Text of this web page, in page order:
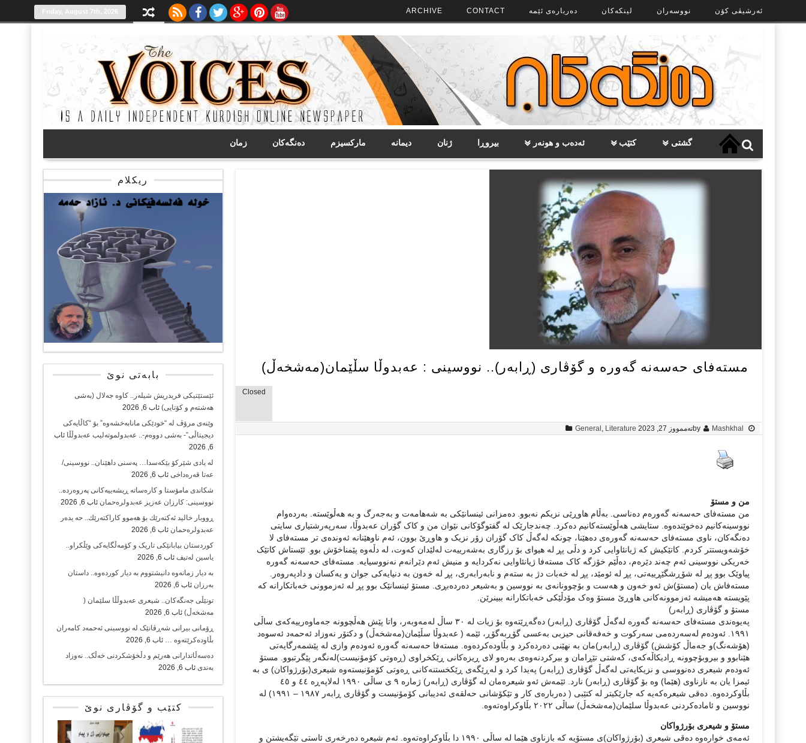
ئەرشیڤی کۆن نووسەران لینکەکان دەربارەی ئێمە CONTACT
ARCHIVE
Friday, August 7th, 2026
گشتی کتێب ئەدەب و هونەر بیروڕا ژنان دیمانە مارکسیزم دەنگەکان زمان
مستەفای حەسەنە گەورە و گۆڤاری (ڕابەر).. نووسینی : عەبدوڵا سڵێمان(مەشخەڵ)
Closed
by Mashkhal تەممووز 27, 2023 General , Literature
من و مستۆ
من مستەفای حەسەنە گەورەم دەناسی. بەڵام هاوڕێی نزیکم نەبوو. دەمزانی ئینسانێکی بە شەهامەت و بەجەرگ و بە هەڵوێستە. بەردەوام
نووسینەکانیم دەخوێندەوە. ستایشی هەڵوێستەکانیم دەکرد. چەندجارێک لە گفتوگۆکانی نێوان من و کاک گۆران عەبدوڵا، سەرپەرشتیاری سایتی
دەنگەکان، ناوی مستەفای حەسەنە گەورەی دەهێنا، چونکە لەگەڵ کاک گۆران زۆر نزیک و هاوڕێ بوون، ئەم ناوهێنانە ئەوندەی تر مستەفای لا
خۆشەویستتر کردم. کاتێکیش کە ژیانئاوایی کرد و دڵی پڕ لە هیوای بۆ رزگاری بەشەرییەت لەلێدان کەوت، لە دڵەوە پێمناخۆش بوو. ئێستاش کاتێک
خەریکی نووسینی ئەم چەند دێرەم، دەڵێم خۆزگە کاک مستەفا ژیانئاوایی نەکردایە و منیش ئەم دێرانەم نەنووسیایە. مستەفای حەسەنە گەورە
پیاوێک بوو پڕ لە شۆڕشگێڕییەتی، پڕ لە ئومێد، پڕ لە خەبات دژ بە ستەم و نابەرابەری، پڕ لە خەون بە دنیایەکی جوان و یەکسان و دادپەروەر.
مستەفاش یان (مستۆ)ش ئەو خەون و هەست و بۆچوونانەی بە نووسین و بەشیعر دەردەبڕی. مستۆ ئینسانێک بوو پڕ لە ئەزموونی خەباتکارانە کە
پێویستە هەمیشە ئەزموونەکانی هاوڕێ مستۆ وەک مۆدڵێکی خەباتکارانە ببینرێن.
مستۆ و گۆڤاری (ڕابەر)
پەیوەندی مستەفای حەسەنە گەورە لەگەڵ گۆڤاری (ڕابەر) دەگەڕێتەوە بۆ زیات لە ٣٠ ساڵ لەمەوبەر، واتا پێش هەڵچوونە جەماوەرییەکەی ساڵی
١٩٩١. ئەودەم لەسەردەمی سەرکوت و خەفەقانی حیزبی بەعسی گۆڕبەگۆڕ، ئێمە ( عەبدوڵا سڵێمان(مەشخەڵ) و دکتۆر نەوزاد ئەحمەد ئەسوەد
(هۆشەنگ)و جەماڵ کۆشش) گۆڤاری (ڕابەر)مان بە نهێنی دەردەکرد و بڵاودەکردەوە. مستەفا حەسەنە گەورە ئەودەم وازی لە پێشمەرگایەتی
هێنابوو و بیروبۆچوونە ڕادیکاڵەکەی، کەشتی تێڕامان و بیرکردنەوەی بەرەو لای ڕیزەکانی ڕێکخراوی (ڕەوتی کۆمۆنیست)لەنگەر پێگرتبوو. مستۆ
ئەودەم شیعری دەنووسی و نزیکایەتی لەگەڵ گۆڤاری (ڕابەر) پەیدا کرد و لەڕێگەی ڕێکخستنەکانی ڕەوتی کۆمۆنیستەوە شیعری(بۆرژواکان) ی بە
ئیمزا یان بە نازناوی (هێما) وە بۆ گۆڤاری (ڕابەر) نارد. ئێمەش ئەو شیعرەمان لە گۆڤاری (ڕابەر) ژمارە ٩ ی ساڵی ١٩٩٠ لەلاپەڕە ٤٤ و ٤٥
بڵاوکردەوە. دەقی شیعرەکەیە کە جارێکیتر لە کتێبی ( دەربارەی کار و تێکۆشانی حەلقەی ئەدیبانی کۆمۆنیست و گۆڤاری ڕابەر ١٩٨٧ – ١٩٩١) لە
نووسین و ئامادەکردنی عەبدوڵا سلێمان(مەشخەڵ) ساڵی ٢٠٢٢ بڵاوکراوەتەوە.
مستۆ و شیعری بۆرژواکان
ئەمەی خوارەوە دەقی شیعری (بۆرژواکان)ی مستۆیە کە بازناوی هێما لە ساڵی ١٩٩٠ دا بڵاوکراوەتەوە. ئەم شیعرە دەرخەری ئاستی تێگەیشتن و
ریکلام
بابەتی نوێ
ئێستێتیکی فریدریش شیلەر.. کاوە جەلال (بەشی
هەشتەم و کۆتایی) ئاب 6, 2026
وێنەی مرۆڤ لە “خودێکی مانابەخشەوە” بۆ “کاڵایەکی
دیجیتاڵی”- بەشی دووەم-.. عەبدولموتەلیب عەبدوڵڵا ئاب
6, 2026
لە یادی شێرکۆ بێکەسدا… پەسنی داهێنان.. نووسینی/
عەتا قەرەداخی ئاب 6, 2026
شکاندی مامۆستا و کارەساتە ڕیشەییەکانی پەروەردە..
نووسینی: کارزان عەزیز عەبدولرەحمان ئاب 6, 2026
ڕووبار خالید ئەكتەرێك بۆ هەموو كاراكتەرێك.. حه یدەر
عەبدولرەحمان ئاب 6, 2026
کوردستان بیابانێکی تاریک و کۆمەڵگایەکی وێڵکراو..
یاسین لەتیف ئاب 6, 2026
بە دیار زمانەوە دانیشتووم بە دیار کوردەوە.. داستان
بەرزان ئاب 6, 2026
تونێڵی جەنگەکان.. شیعری عەبدوڵڵا سلێمان (
مەشخەڵ) ئاب 6, 2026
ڕۆمانی بیرانی شەڕڤانێک لە نووسینی ئەحمەد کامەران
بڵاودەکرێتەوە … ئاب 6, 2026
دەسەڵاتدارانی هەرێم و دڵخۆشکردنی خەڵک.. نەوزاد
بەندی ئاب 6, 2026
کتێب و گۆڤاری نوێ